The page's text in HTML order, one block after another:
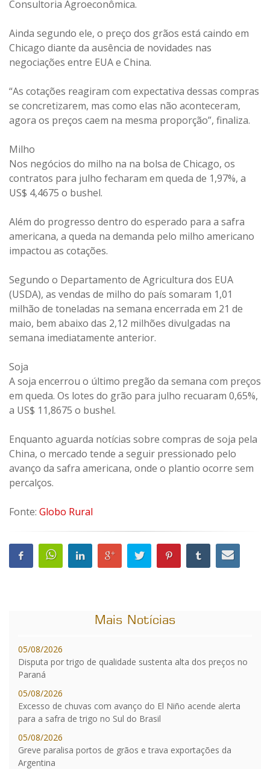
Consultoria Agroeconômica.
Ainda segundo ele, o preço dos grãos está caindo em
Chicago diante da ausência de novidades nas
negociações entre EUA e China.
“As cotações reagiram com expectativa dessas compras
se concretizarem, mas como elas não aconteceram,
agora os preços caem na mesma proporção”, finaliza.
Milho
Nos negócios do milho na na bolsa de Chicago, os
contratos para julho fecharam em queda de 1,97%, a
US$ 4,4675 o bushel.
Além do progresso dentro do esperado para a safra
americana, a queda na demanda pelo milho americano
impactou as cotações.
Segundo o Departamento de Agricultura dos EUA
(USDA), as vendas de milho do país somaram 1,01
milhão de toneladas na semana encerrada em 21 de
maio, bem abaixo das 2,12 milhões divulgadas na
semana imediatamente anterior.
Soja
A soja encerrou o último pregão da semana com preços
em queda. Os lotes do grão para julho recuaram 0,65%,
a US$ 11,8675 o bushel.
Enquanto aguarda notícias sobre compras de soja pela
China, o mercado tende a seguir pressionado pelo
avanço da safra americana, onde o plantio ocorre sem
percalços.
Fonte: Globo Rural
Mais Notícias
05/08/2026
Disputa por trigo de qualidade sustenta alta dos preços no
Paraná
05/08/2026
Excesso de chuvas com avanço do El Niño acende alerta
para a safra de trigo no Sul do Brasil
05/08/2026
Greve paralisa portos de grãos e trava exportações da
Argentina